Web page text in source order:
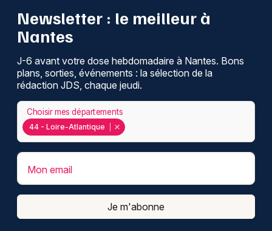
Newsletter : le meilleur à
Nantes
J-6 avant votre dose hebdomadaire à Nantes. Bons
plans, sorties, événements : la sélection de la
rédaction JDS, chaque jeudi.
44 - Loire-Atlantique
Choisir mes départements
Mon email
Je m'abonne